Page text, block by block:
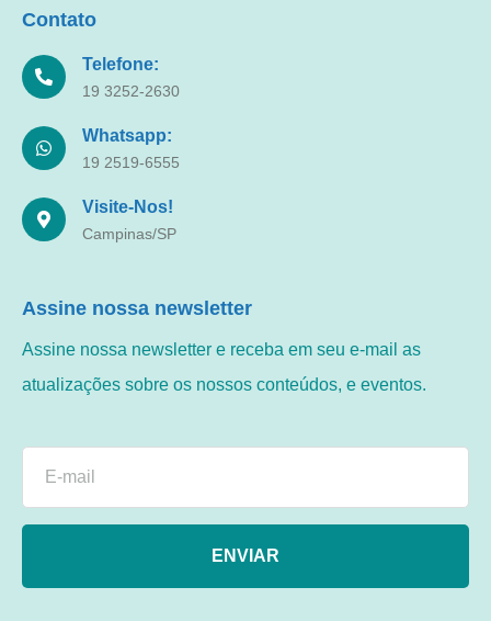
Contato
Telefone:
19 3252-2630
Whatsapp:
19 2519-6555
Visite-Nos!
Campinas/SP
Assine nossa newsletter
Assine nossa newsletter e receba em seu e-mail as
atualizações sobre os nossos conteúdos, e eventos.
ENVIAR